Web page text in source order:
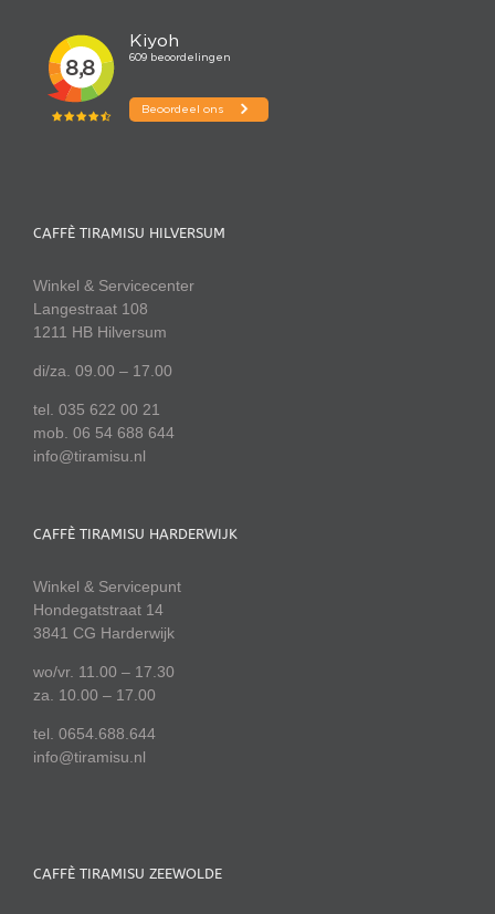
CAFFÈ TIRAMISU HILVERSUM
Winkel & Servicecenter
Langestraat 108
1211 HB Hilversum
di/za. 09.00 – 17.00
tel. 035 622 00 21
mob. 06 54 688 644
info@tiramisu.nl
CAFFÈ TIRAMISU HARDERWIJK
Winkel & Servicepunt
Hondegatstraat 14
3841 CG Harderwijk
wo/vr. 11.00 – 17.30
za. 10.00 – 17.00
tel. 0654.688.644
info@tiramisu.nl
CAFFÈ TIRAMISU ZEEWOLDE